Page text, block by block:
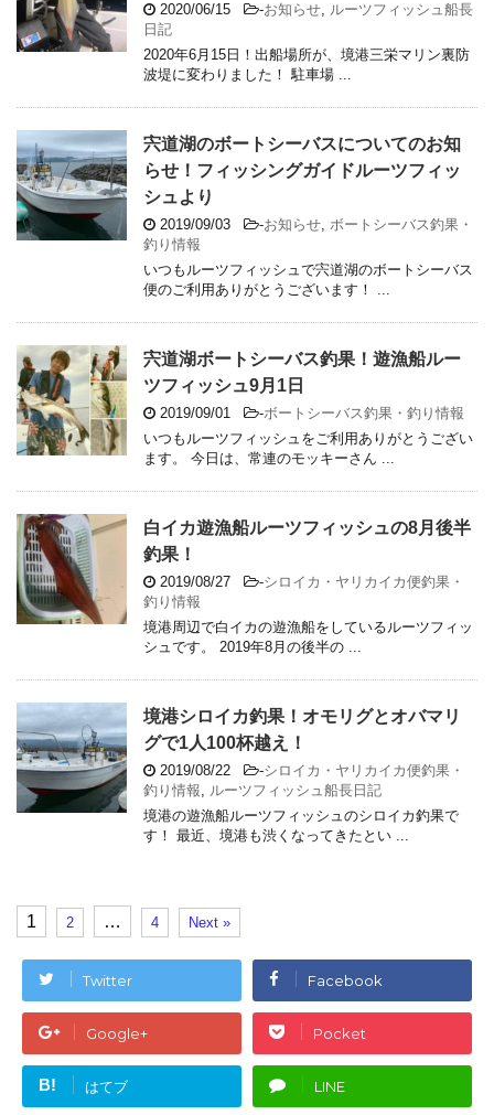
2020/06/15 -お知らせ, ルーツフィッシュ船長
日記
2020年6月15日！出船場所が、境港三栄マリン裏防
波堤に変わりました！ 駐車場 ...
宍道湖のボートシーバスについてのお知
らせ！フィッシングガイドルーツフィッ
シュより
2019/09/03 -お知らせ, ボートシーバス釣果・
釣り情報
いつもルーツフィッシュで宍道湖のボートシーバス
便のご利用ありがとうございます！ ...
宍道湖ボートシーバス釣果！遊漁船ルー
ツフィッシュ9月1日
2019/09/01 -ボートシーバス釣果・釣り情報
いつもルーツフィッシュをご利用ありがとうござい
ます。 今日は、常連のモッキーさん ...
白イカ遊漁船ルーツフィッシュの8月後半
釣果！
2019/08/27 -シロイカ・ヤリカイカ便釣果・
釣り情報
境港周辺で白イカの遊漁船をしているルーツフィッ
シュです。 2019年8月の後半の ...
境港シロイカ釣果！オモリグとオバマリ
グで1人100杯越え！
2019/08/22 -シロイカ・ヤリカイカ便釣果・
釣り情報, ルーツフィッシュ船長日記
境港の遊漁船ルーツフィッシュのシロイカ釣果で
す！ 最近、境港も渋くなってきたとい ...
1 2 … 4 Next »
Twitter Facebook
Google+ Pocket
B! はてブ LINE